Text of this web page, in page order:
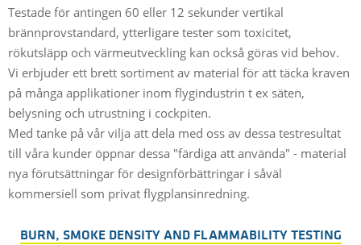
Testade för antingen 60 eller 12 sekunder vertikal
brännprovstandard, ytterligare tester som toxicitet,
rökutsläpp och värmeutveckling kan också göras vid behov.
Vi erbjuder ett brett sortiment av material för att täcka kraven
på många applikationer inom flygindustrin t ex säten,
belysning och utrustning i cockpiten.
Med tanke på vår vilja att dela med oss av dessa testresultat
till våra kunder öppnar dessa "färdiga att använda" - material
nya förutsättningar för designförbättringar i såväl
kommersiell som privat flygplansinredning.
BURN, SMOKE DENSITY AND FLAMMABILITY TESTING